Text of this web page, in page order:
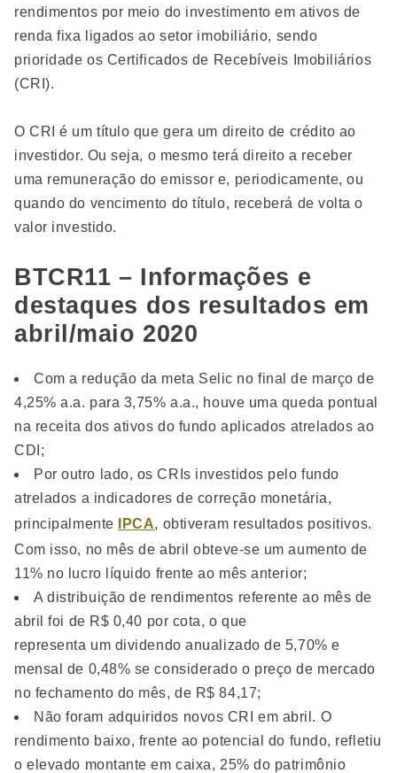
rendimentos por meio do investimento em ativos de
renda fixa ligados ao setor imobiliário, sendo
prioridade os Certificados de Recebíveis Imobiliários
(CRI).
O CRI é um título que gera um direito de crédito ao
investidor. Ou seja, o mesmo terá direito a receber
uma remuneração do emissor e, periodicamente, ou
quando do vencimento do título, receberá de volta o
valor investido.
BTCR11 – Informações e
destaques dos resultados em
abril/maio 2020
Com a redução da meta Selic no final de março de
4,25% a.a. para 3,75% a.a., houve uma queda pontual
na receita dos ativos do fundo aplicados atrelados ao
CDI;
Por outro lado, os CRIs investidos pelo fundo
atrelados a indicadores de correção monetária,
principalmente
IPCA, obtiveram resultados positivos.
Com isso, no mês de abril obteve-se um aumento de
11% no lucro líquido frente ao mês anterior;
A distribuição de rendimentos referente ao mês de
abril foi de R$ 0,40 por cota, o que
representa um dividendo anualizado de 5,70% e
mensal de 0,48% se considerado o preço de mercado
no fechamento do mês, de R$ 84,17;
Não foram adquiridos novos CRI em abril. O
rendimento baixo, frente ao potencial do fundo, refletiu
o elevado montante em caixa, 25% do patrimônio